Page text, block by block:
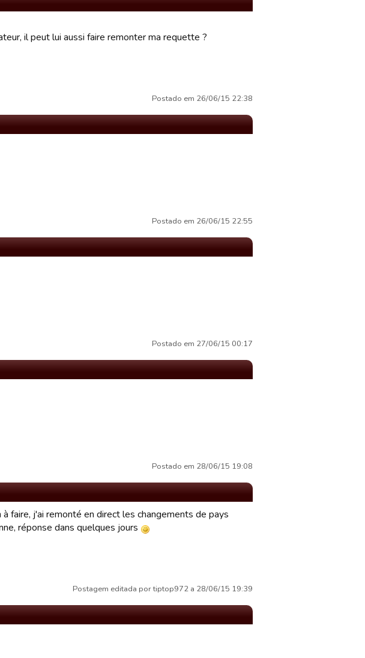
il peut lui aussi faire remonter ma requette ?
Postado em 26/06/15 22:38
Postado em 26/06/15 22:55
Postado em 27/06/15 00:17
Postado em 28/06/15 19:08
faire, j'ai remonté en direct les changements de pays
réponse dans quelques jours
Postagem editada por tiptop972 a 28/06/15 19:39